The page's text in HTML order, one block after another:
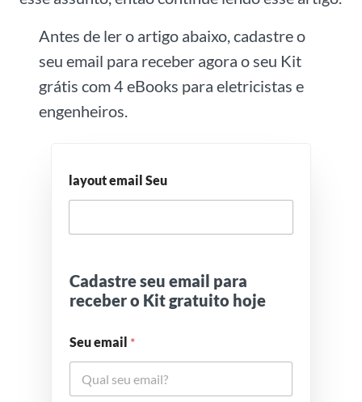
Antes de ler o artigo abaixo, cadastre o
seu email para receber agora o seu Kit
grátis com 4 eBooks para eletricistas e
engenheiros.
layout email Seu
Cadastre seu email para
receber o Kit gratuito hoje
Seu email *